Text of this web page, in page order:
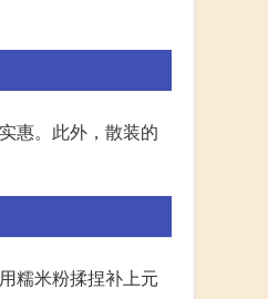
惠。此外，散装的
糯米粉揉捏补上元